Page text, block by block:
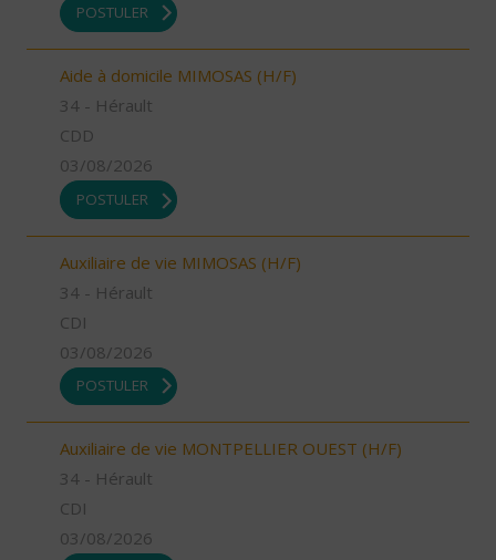
POSTULER
Aide à domicile MIMOSAS (H/F)
34 - Hérault
CDD
03/08/2026
POSTULER
Auxiliaire de vie MIMOSAS (H/F)
34 - Hérault
CDI
03/08/2026
POSTULER
Auxiliaire de vie MONTPELLIER OUEST (H/F)
34 - Hérault
CDI
03/08/2026